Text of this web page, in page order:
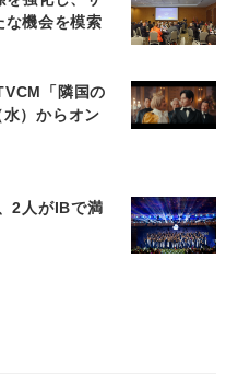
な機会を模索
「隣国の
）からオン
2人がIBで満